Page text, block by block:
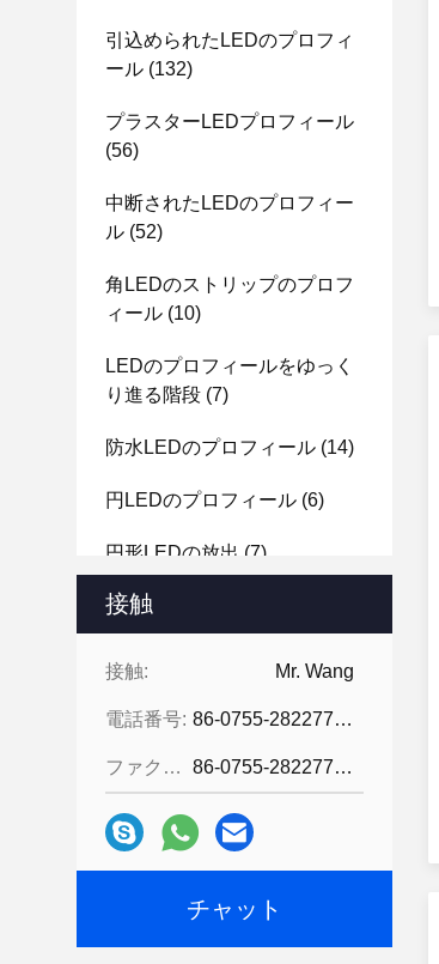
引込められたLEDのプロフィ
ール (132)
プラスターLEDプロフィール
(56)
中断されたLEDのプロフィー
ル (52)
角LEDのストリップのプロフ
ィール (10)
LEDのプロフィールをゆっく
り進る階段 (7)
防水LEDのプロフィール (14)
円LEDのプロフィール (6)
円形LEDの放出 (7)
LEDの床チャネル
シリコーンのネオン管
天井灯の懸濁液のキット(2)
LED線形灯(3)
適用範囲が広いLEDの滑走路
端燈 (36)
LEDのストリップのコネクタ
接触
接触: Mr. Wang
電話番号: 86-0755-28227709
ファクシミリ: 86-0755-28227709
チャット